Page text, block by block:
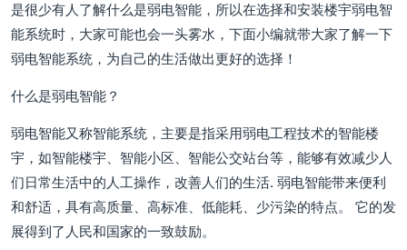
是很少有人了解什么是弱电智能，所以在选择和安装楼宇弱电智
能系统时，大家可能也会一头雾水，下面小编就带大家了解一下
弱电智能系统，为自己的生活做出更好的选择！
什么是弱电智能？
弱电智能又称智能系统，主要是指采用弱电工程技术的智能楼
宇，如智能楼宇、智能小区、智能公交站台等，能够有效减少人
们日常生活中的人工操作，改善人们的生活. 弱电智能带来便利
和舒适，具有高质量、高标准、低能耗、少污染的特点。 它的发
展得到了人民和国家的一致鼓励。